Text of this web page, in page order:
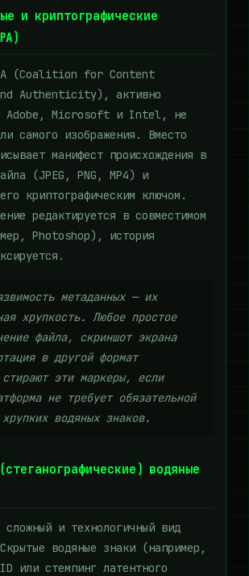
и криптографические
(Coalition for Content
Authenticity), активно
Adobe, Microsoft и Intel, не
самого изображения. Вместо
манифест происхождения в
(JPEG, PNG, MP4) и
криптографическим ключом.
редактируется в совместимом
Photoshop), история
метаданных — их
хрупкость. Любое простое
файла, скриншот экрана
в другой формат
стирают эти маркеры, если
не требует обязательной
водяных знаков.
водяные
сложный и технологичный вид
водяные знаки (например,
или стемпинг латентного